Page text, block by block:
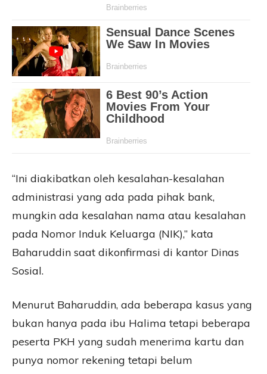
“Ini diakibatkan oleh kesalahan-kesalahan
administrasi yang ada pada pihak bank,
mungkin ada kesalahan nama atau kesalahan
pada Nomor Induk Keluarga (NIK),” kata
Baharuddin saat dikonfirmasi di kantor Dinas
Sosial.
Menurut Baharuddin, ada beberapa kasus yang
bukan hanya pada ibu Halima tetapi beberapa
peserta PKH yang sudah menerima kartu dan
punya nomor rekening tetapi belum